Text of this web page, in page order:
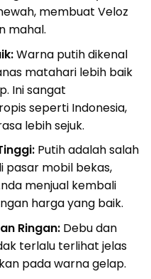
membuat Veloz
mahal.
Warna putih dikenal
matahari lebih baik
Ini sangat
seperti Indonesia,
lebih sejuk.
Putih adalah salah
pasar mobil bekas,
menjual kembali
harga yang baik.
Ringan:Debu dan
terlalu terlihat jelas
pada warna gelap.